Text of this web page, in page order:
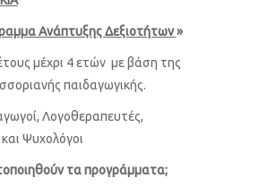
Ανάπτυξης Δεξιοτήτων»
μέχρι 4 ετών με βάση της
παιδαγωγικής.
Λογοθεραπευτές,
Ψυχολόγοι
τα προγράμματα;